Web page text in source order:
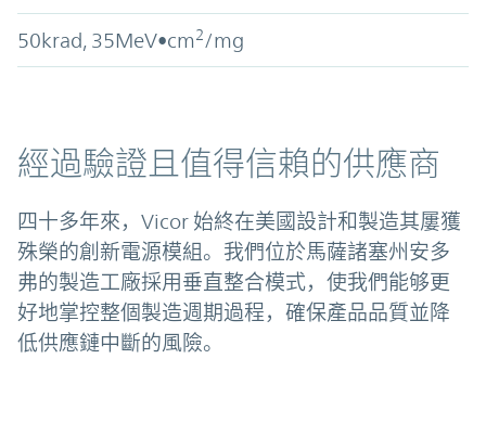
50krad, 35MeV•cm2/mg
經過驗證且值得信賴的供應商
四十多年來，Vicor 始終在美國設計和製造其屢獲
殊榮的創新電源模組。我們位於馬薩諸塞州安多
弗的製造工廠採用垂直整合模式，使我們能够更
好地掌控整個製造週期過程，確保產品品質並降
低供應鏈中斷的風險。